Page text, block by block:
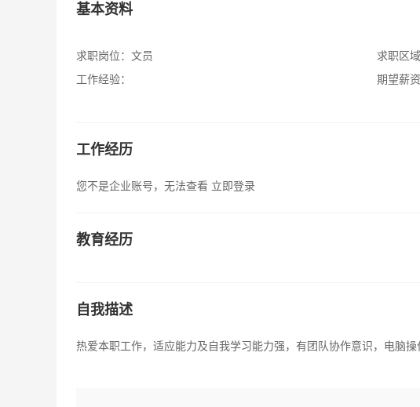
基本资料
求职岗位： 文员
工作经验：
求职区域
期望薪资
工作经历
您不是企业账号，无法查看 立即登录
教育经历
自我描述
热爱本职工作，适应能力及自我学习能力强，有团队协作意识，电脑操